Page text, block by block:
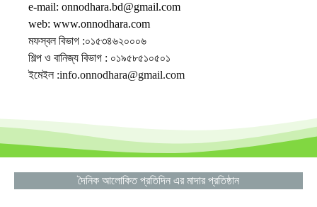
e-mail: onnodhara.bd@gmail.com
web: www.onnodhara.com
মফস্বল বিভাগ :০১৫৩৪৬২০০০৬
শিল্প ও বানিজ্য বিভাগ : ০১৯৫৮৫১০৫০১
ইমেইল :info.onnodhara@gmail.com
দৈনিক আলোকিত প্রতিদিন এর মাদার প্রতিষ্ঠান